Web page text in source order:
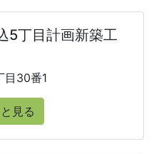
5丁目計画新築工
目30番1
見る